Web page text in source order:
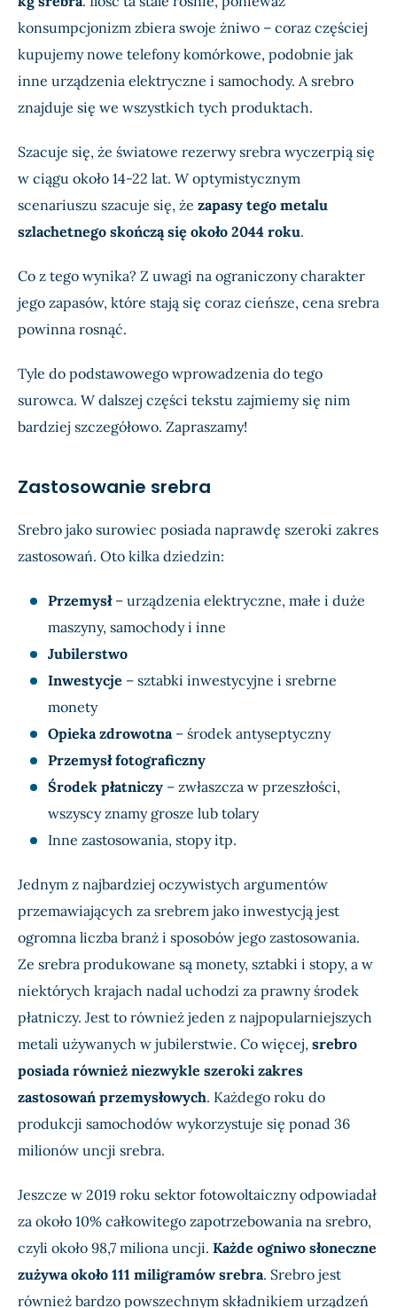
konsumpcjonizm zbiera swoje żniwo – coraz częściej
kupujemy nowe telefony komórkowe, podobnie jak
inne urządzenia elektryczne i samochody. A srebro
znajduje się we wszystkich tych produktach.
Szacuje się, że światowe rezerwy srebra wyczerpią się
w ciągu około 14-22 lat. W optymistycznym
scenariuszu szacuje się, że zapasy tego metalu
szlachetnego skończą się około 2044 roku.
Co z tego wynika? Z uwagi na ograniczony charakter
jego zapasów, które stają się coraz cieńsze, cena srebra
powinna rosnąć.
Tyle do podstawowego wprowadzenia do tego
surowca. W dalszej części tekstu zajmiemy się nim
bardziej szczegółowo. Zapraszamy!
Zastosowanie srebra
Srebro jako surowiec posiada naprawdę szeroki zakres
zastosowań. Oto kilka dziedzin:
Przemysł– urządzenia elektryczne, małe i duże
maszyny, samochody i inne
Jubilerstwo
Inwestycje – sztabki inwestycyjne i srebrne
monety
Opieka zdrowotna– środek antyseptyczny
Przemysł fotograficzny
Środek płatniczy – zwłaszcza w przeszłości,
wszyscy znamy grosze lub tolary
Inne zastosowania, stopy itp.
Jednym z najbardziej oczywistych argumentów
przemawiających za srebrem jako inwestycją jest
ogromna liczba branż i sposobów jego zastosowania.
Ze srebra produkowane są monety, sztabki i stopy, a w
niektórych krajach nadal uchodzi za prawny środek
płatniczy. Jest to również jeden z najpopularniejszych
metali używanych w jubilerstwie. Co więcej, srebro
posiada również niezwykle szeroki zakres
zastosowań przemysłowych. Każdego roku do
produkcji samochodów wykorzystuje się ponad 36
milionów uncji srebra.
Jeszcze w 2019 roku sektor fotowoltaiczny odpowiadał
za około 10% całkowitego zapotrzebowania na srebro,
czyli około 98,7 miliona uncji. Każde ogniwo słoneczne
zużywa około 111 miligramów srebra. Srebro jest
również bardzo powszechnym składnikiem urządzeń